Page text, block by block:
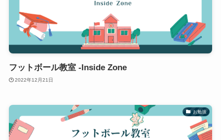
フットボール教室 -Inside Zone
2022年12月21日
お勉強